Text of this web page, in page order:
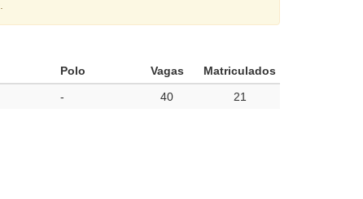
Polo Vagas
Matriculados
- 40 21